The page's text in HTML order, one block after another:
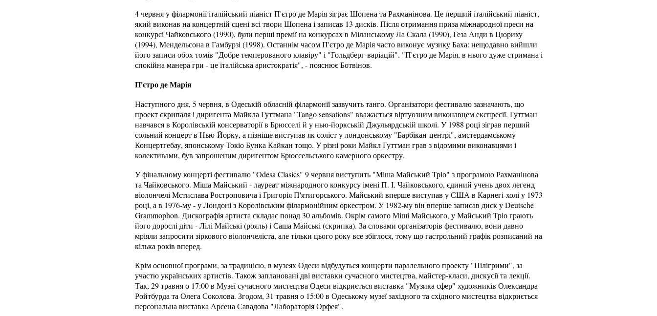
4 червня у філармонії італійський піаніст П'єтро де Марія зіграє Шопена та Рахманінова. Це перший італійський піаніст,
який виконав на концертній сцені всі твори Шопена і записав 13 дисків. Після отримання приза міжнародної преси на
конкурсі Чайковського (1990), були перші премії на конкурсах в Міланському Ла Скала (1990), Геза Анди в Цюриху
(1994), Мендельсона в Гамбурзі (1998). Останнім часом П'єтро де Марія часто виконує музику Баха: нещодавно вийшли
його записи обох томів "Добре темперованого клавіру" і "Гольдберг-варіацій". "П'єтро де Марія, в нього дуже стримана і
спокійна манера гри - це італійська аристократія", - пояснює Ботвінов.
П'єтро де Марія
Наступного дня, 5 червня, в Одеській обласній філармонії зазвучить танго. Організатори фестивалю зазначають, що
проект скрипаля і диригента Майкла Гуттмана "Tango sensations" вважається віртуозним виконавцем експресії. Гуттман
навчався в Королівській консерваторії в Брюсселі й у нью-йоркській Джульярдській школі. У 1988 році зіграв перший
сольний концерт в Нью-Йорку, а пізніше виступав як соліст у лондонському "Барбікан-центрі", амстердамському
Концертгебау, японському Токіо Бунка Кайкан тощо. У різні роки Майкл Гуттман грав з відомими виконавцями і
колективами, був запрошеним диригентом Брюссельського камерного оркестру.
У фінальному концерті фестивалю "Odesa Clasics" 9 червня виступить "Міша Майський Тріо" з програмою Рахманінова
та Чайковського. Міша Майський - лауреат міжнародного конкурсу імені П. І. Чайковського, єдиний учень двох легенд
віолончелі Мстислава Ростроповича і Григорія П'ятигорського. Майський вперше виступав у США в Карнегі-холі у 1973
році, а в 1976-му - у Лондоні з Королівським філармонійним оркестром. У 1982-му він вперше записав диск у Deutsche
Grammophon. Дискографія артиста складає понад 30 альбомів. Окрім самого Міші Майського, у Майський Тріо грають
його дорослі діти - Лілі Майські (рояль) і Саша Майські (скрипка). За словами організаторів фестивалю, вони давно
мріяли запросити зіркового віолончеліста, але тільки цього року все збіглося, тому що гастрольний графік розписаний на
кілька років вперед.
Крім основної програми, за традицією, в музеях Одеси відбудуться концерти паралельного проекту "Пілігрими", за
участю українських артистів. Також заплановані дві виставки сучасного мистецтва, майстер-класи, дискусії та лекції.
Так, 29 травня о 17:00 в Музеї сучасного мистецтва Одеси відкриється виставка "Музика сфер" художників Олександра
Ройтбурда та Олега Соколова. Згодом, 31 травня о 15:00 в Одеському музеї західного та східного мистецтва відкриється
персональна виставка Арсена Савадова "Лабораторія Орфея".